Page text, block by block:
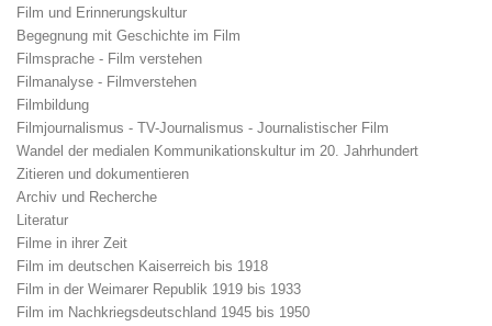
Film und Erinnerungskultur
Begegnung mit Geschichte im Film
Filmsprache - Film verstehen
Filmanalyse - Filmverstehen
Filmbildung
Filmjournalismus - TV-Journalismus - Journalistischer Film
Wandel der medialen Kommunikationskultur im 20. Jahrhundert
Zitieren und dokumentieren
Archiv und Recherche
Literatur
Filme in ihrer Zeit
Film im deutschen Kaiserreich bis 1918
Film in der Weimarer Republik 1919 bis 1933
Film im Nachkriegsdeutschland 1945 bis 1950